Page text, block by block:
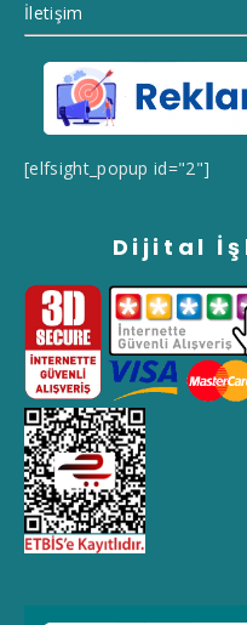
İletişim
[elfsight_popup id="2"]
Dijital